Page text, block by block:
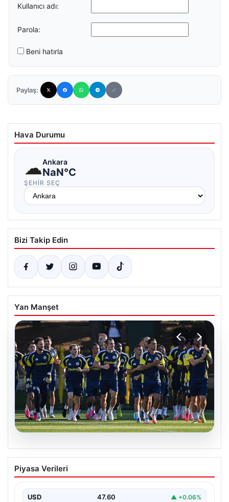
Kullanıcı adı:
Parola:
Beni hatırla
Paylaş:
Hava Durumu
☁Ankara
NaN°C
ŞEHIR SEÇ
Bizi Takip Edin
Yan Manşet
05.08.2026
Fenerbahçe’nin Avrupa kadrosunda
Sturm Graz maçı öncesi değişiklik!
Piyasa Verileri
USD 47.60 ▲ +0.06%